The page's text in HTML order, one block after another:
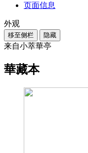
页面信息
外观
移至侧栏 隐藏
来自小萃華亭
華藏本